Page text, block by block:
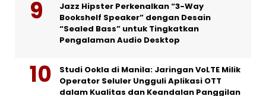
Jazz Hipster Perkenalkan “3-Way
Bookshelf Speaker” dengan Desain
“Sealed Bass” untuk Tingkatkan
Pengalaman Audio Desktop
Studi Ookla di Manila: Jaringan VoLTE Milik
Operator Seluler Ungguli Aplikasi OTT
dalam Kualitas dan Keandalan Panggilan